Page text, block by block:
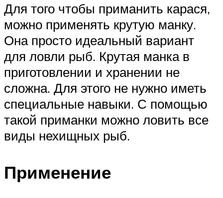
Для того чтобы приманить карася,
можно применять крутую манку.
Она просто идеальный вариант
для ловли рыб. Крутая манка в
приготовлении и хранении не
сложна. Для этого не нужно иметь
специальные навыки. С помощью
такой приманки можно ловить все
виды нехищных рыб.
Применение